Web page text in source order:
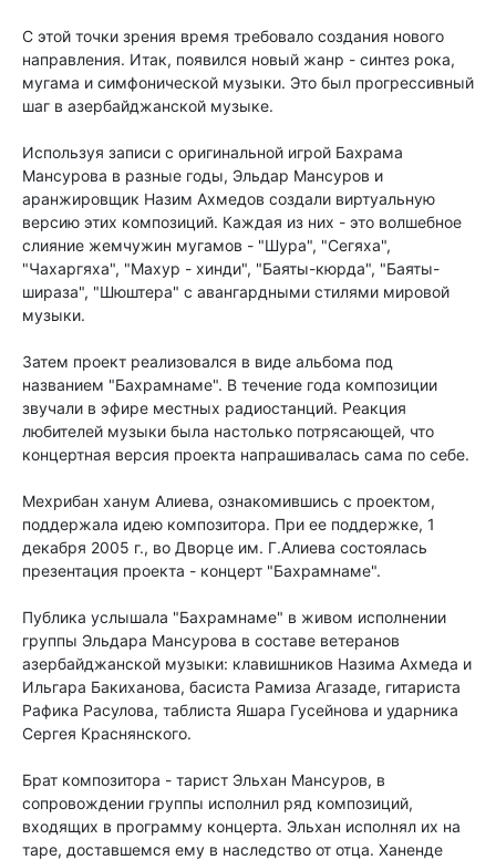
С этой точки зрения время требовало создания нового
направления. Итак, появился новый жанр - синтез рока,
мугама и симфонической музыки. Это был прогрессивный
шаг в азербайджанской музыке.
Используя записи с оригинальной игрой Бахрама
Мансурова в разные годы, Эльдар Мансуров и
аранжировщик Назим Ахмедов создали виртуальную
версию этих композиций. Каждая из них - это волшебное
слияние жемчужин мугамов - "Шура", "Сегяха",
"Чахаргяха", "Махур - хинди", "Баяты-кюрда", "Баяты-
шираза", "Шюштера" с авангардными стилями мировой
музыки.
Затем проект реализовался в виде альбома под
названием "Бахрамнаме". В течение года композиции
звучали в эфире местных радиостанций. Реакция
любителей музыки была настолько потрясающей, что
концертная версия проекта напрашивалась сама по себе.
Мехрибан ханум Aлиeва, ознакомившись с проектом,
поддержала идею композитора. При ее поддержке, 1
декабря 2005 г., во Дворце им. Г.Алиева состоялась
презентация проекта - концерт "Бахрамнаме".
Публика услышала "Бахрамнаме" в живом исполнении
группы Эльдара Мансурова в составе ветеранов
азербайджанской музыки: клавишников Назима Ахмеда и
Ильгара Бакиханова, басиста Рамиза Агазаде, гитариста
Рафика Расулова, таблиста Яшара Гусейнова и ударника
Сергея Краснянского.
Брат композитора - тарист Эльхан Мансуров, в
сопровождении группы исполнил ряд композиций,
входящих в программу концерта. Эльхан исполнял их на
таре, доставшемся ему в наследство от отца. Ханенде